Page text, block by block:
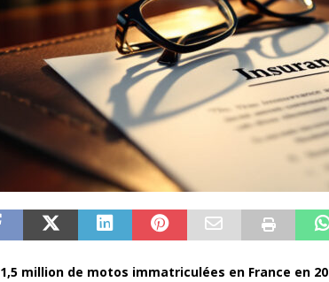
1,5 million de motos immatriculées en France en